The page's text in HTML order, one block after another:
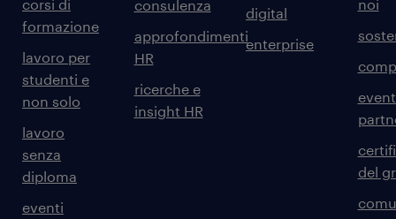
corsi di
formazione
lavoro per
studenti e
non solo
lavoro
senza
diploma
eventi
consulenza
approfondimenti
HR
ricerche e
insight HR
digital
enterprise
noi
del